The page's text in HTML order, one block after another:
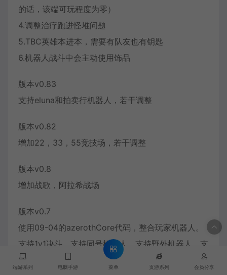
的话，该端可玩程度为零）
4.调整治疗跑进怪堆问题
5.TBC英雄本进本，需要有队友也有钥匙
6.机器人战斗中会主动使用饰品
版本v0.83
支持eluna和拍卖行机器人，若干调整
版本v0.82
增加22，33，55竞技场，若干调整
版本v0.8
增加战歌，阿拉希战场
版本v0.7
使用09-04的azerothCore代码，整合玩家机器人。
支持1v1决斗，支持同号机器人，支持野外机器人，支
持副本机器人
端游系列 电脑手游 菜单 页游系列 会员分享